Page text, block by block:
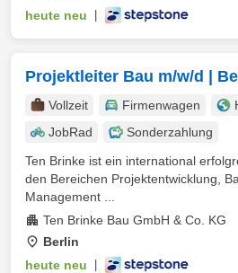
heute neu
Projektleiter Bau m/w/d |
Vollzeit Firmenwagen
JobRad
Sonderzahlung
Ten Brinke ist ein international
den Bereichen Projektentwicklung,
Management ...
Ten Brinke Bau GmbH & Co. KG
Berlin
heute neu